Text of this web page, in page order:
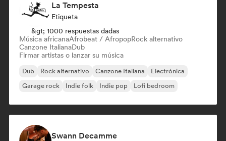
La Tempesta
Etiqueta
&gt; 1000 respuestas dadas
Música africanaAfrobeat / AfropopRock alternativo
Canzone ItalianaDub
Firmar artistas o lanzar su música
Dub Rock alternativo Canzone Italiana
Electrónica
Garage rock
Indie folk Indie pop Lofi bedroom
Swann Decamme